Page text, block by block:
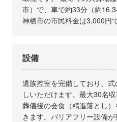
市）で、車で約33分（約
神栖市の市民料金は3,000円で
設備
遺族控室を完備しており、
しいただけます。最大30名
葬儀後の会食（精進落とし
きます。バリアフリー設備